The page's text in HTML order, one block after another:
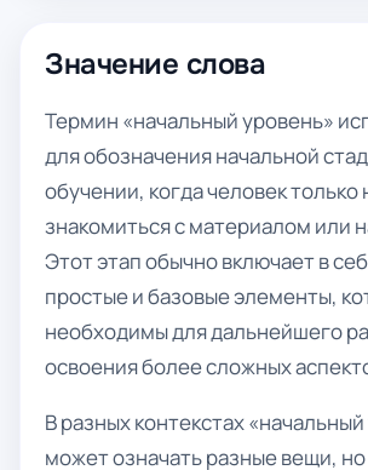
Значение слова
Термин «начальный уровень»
для обозначения начальной
обучении, когда человек только
знакомиться с материалом или
Этот этап обычно включает в
простые и базовые элементы,
необходимы для дальнейшего
освоения более сложных
В разных контекстах
может означать разные вещи, но